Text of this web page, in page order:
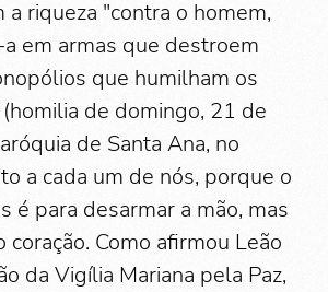
riqueza "contra o homem,
em armas que destroem
que humilham os
de domingo, 21 de
de Santa Ana, no
a cada um de nós, porque o
é para desarmar a mão, mas
Como afirmou Leão
da Vigília Mariana pela Paz,